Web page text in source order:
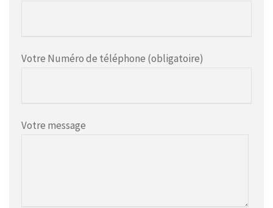
Votre Numéro de téléphone (obligatoire)
Votre message